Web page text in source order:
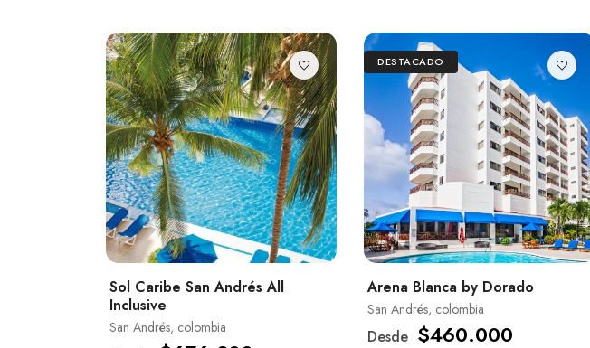
Sol Caribe San Andrés All
Inclusive
San Andrés, colombia
DESTACADO
Arena Blanca by Dorado
San Andrés, colombia
Desde $460.000